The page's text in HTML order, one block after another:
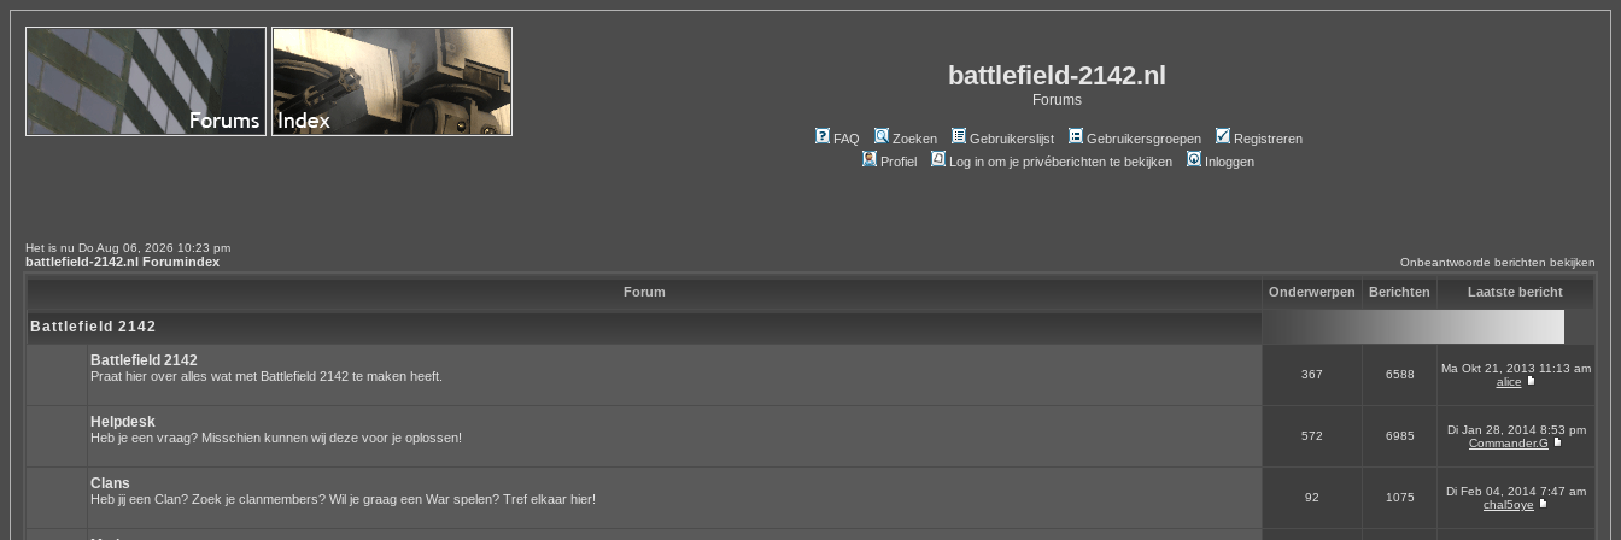
battlefield-2142.nl
Forums
FAQ Zoeken Gebruikerslijst Gebruikersgroepen
Registreren
Profiel
Log in om je privéberichten te bekijken Inloggen
Het is nu Do Aug 06, 2026 10:23 pm
battlefield-2142.nl Forumindex Onbeantwoorde berichten bekijken
Forum Onderwerpen Berichten Laatste bericht
Battlefield 2142
Battlefield 2142
Praat hier over alles wat met Battlefield 2142 te maken heeft. 367 6588
Ma Okt 21, 2013 11:13 am
alice
Helpdesk
Heb je een vraag? Misschien kunnen wij deze voor je oplossen! 572 6985
Di Jan 28, 2014 8:53 pm
Commander.G
Clans
Heb jij een Clan? Zoek je clanmembers? Wil je graag een War spelen? Tref elkaar hier! 92 1075
Di Feb 04, 2014 7:47 am
chal5oye